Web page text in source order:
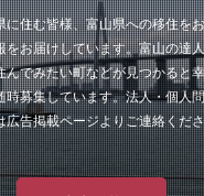
に住む皆様、富山県への移住を
をお届けしています。富山の達
んでみたい町などが見つかると
時募集しています。法人・個人
広告掲載ページよりご連絡くだ